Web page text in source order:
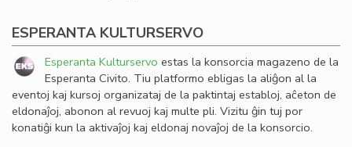
ESPERANTA KULTURSERVO
Esperanta Kulturservo estas la konsorcia magazeno de la
Esperanta Civito. Tiu platformo ebligas la aliĝon al la
eventoj kaj kursoj organizataj de la paktintaj establoj, aĉeton de
eldonaĵoj, abonon al revuoj kaj multe pli. Vizitu ĝin tuj por
konatiĝi kun la aktivaĵoj kaj eldonaj novaĵoj de la konsorcio.